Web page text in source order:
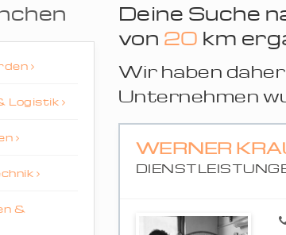
Logistik
&
Deine Suche
von 20 km
Wir haben
Unternehmen
WERNER